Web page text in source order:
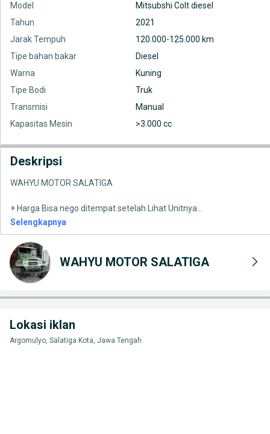
Model
Mitsubshi Colt diesel
Tahun
2021
Jarak Tempuh
120.000-125.000 km
Tipe bahan bakar
Diesel
Warna
Kuning
Tipe Bodi
Truk
Transmisi
Manual
Kapasitas Mesin
>3.000 cc
Deskripsi
WAHYU MOTOR SALATIGA
+ Harga Bisa nego ditempat setelah Lihat Unitnya
Selengkapnya
WAHYU MOTOR SALATIGA
Lokasi iklan
Argomulyo, Salatiga Kota, Jawa Tengah